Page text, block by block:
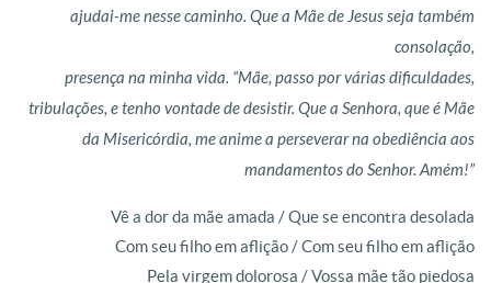
ajudai-me nesse caminho. Que a Mãe de Jesus seja também
consolação,
presença na minha vida. “Mãe, passo por várias dificuldades,
tribulações, e tenho vontade de desistir. Que a Senhora, que é Mãe
da Misericórdia, me anime a perseverar na obediência aos
mandamentos do Senhor. Amém!”
Vê a dor da mãe amada / Que se encontra desolada
Com seu filho em aflição / Com seu filho em aflição
Pela virgem dolorosa / Vossa mãe tão piedosa